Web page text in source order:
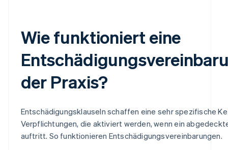
Wie funktioniert eine
der Praxis?
Entschädigungsklauseln schaffen eine sehr spezifische
Verpflichtungen, die aktiviert werden, wenn ein
auftritt. So funktionieren Entschädigungsvereinbarungen.